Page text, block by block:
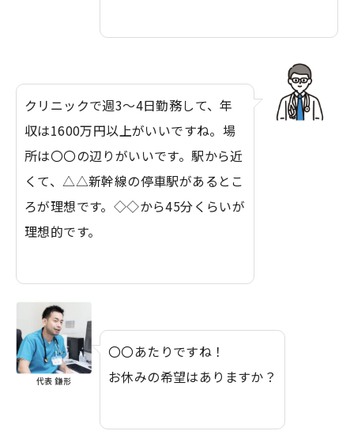
クリニックで週3～4日勤務して、年
収は1600万円以上がいいですね。場
所は〇〇の辺りがいいです。駅から近
くて、△△新幹線の停車駅があるとこ
ろが理想です。◇◇から45分くらいが
理想的です。
代表 鎌形
〇〇あたりですね！
お休みの希望はありますか？